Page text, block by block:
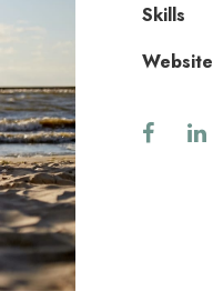
Skills
Website